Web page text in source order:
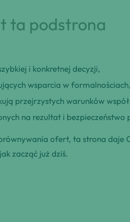
ta podstrona
i konkretnej decyzji,
wsparcia w formalnościach,
przejrzystych warunków
na rezultat i bezpieczeństwo
ofert, ta strona daje
zacząć już dziś.